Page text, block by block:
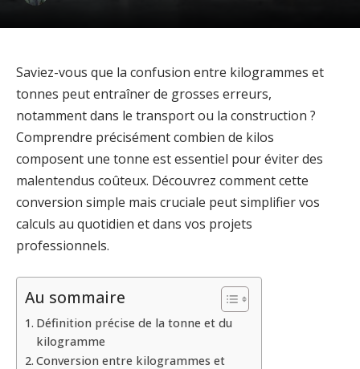
Saviez-vous que la confusion entre kilogrammes et
tonnes peut entraîner de grosses erreurs,
notamment dans le transport ou la construction ?
Comprendre précisément combien de kilos
composent une tonne est essentiel pour éviter des
malentendus coûteux. Découvrez comment cette
conversion simple mais cruciale peut simplifier vos
calculs au quotidien et dans vos projets
professionnels.
Au sommaire
Définition précise de la tonne et du
kilogramme
Conversion entre kilogrammes et